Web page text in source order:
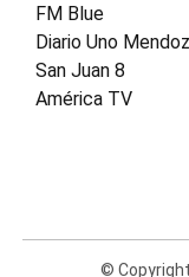
FM Blue
Diario Uno
San Juan 8
América TV
© Copyright